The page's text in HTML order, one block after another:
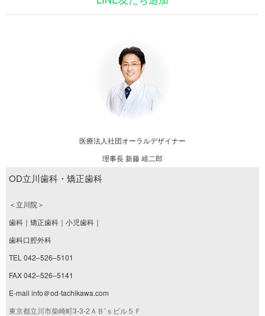
医療法人社団オーラルデザイナー
理事長 新藤 靖二郎
OD立川歯科・矯正歯科
＜立川院＞
歯科｜矯正歯科｜小児歯科｜
歯科口腔外科
TEL 042–526–5101
FAX 042–526–5141
E-mail info＠od-tachikawa.com
東京都立川市柴崎町3-3-2ＡＢ’ｓビル５Ｆ